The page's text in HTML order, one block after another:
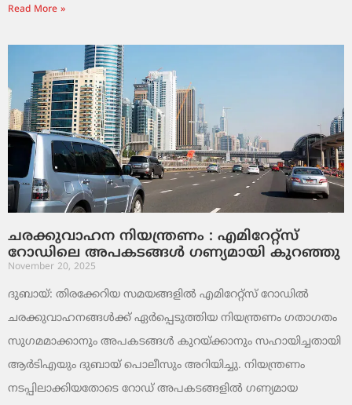
Read More »
ചരക്കുവാഹന നിയന്ത്രണം : എമിറേറ്റ്സ്
റോഡിലെ അപകടങ്ങൾ ഗണ്യമായി കുറഞ്ഞു
November 20, 2025
ദുബായ്: തിരക്കേറിയ സമയങ്ങളിൽ എമിറേറ്റ്സ് റോഡിൽ
ചരക്കുവാഹനങ്ങൾക്ക് ഏർപ്പെടുത്തിയ നിയന്ത്രണം ഗതാഗതം
സുഗമമാക്കാനും അപകടങ്ങൾ കുറയ്ക്കാനും സഹായിച്ചതായി
ആർടിഎയും ദുബായ് പൊലീസും അറിയിച്ചു. നിയന്ത്രണം
നടപ്പിലാക്കിയതോടെ റോഡ് അപകടങ്ങളിൽ ഗണ്യമായ